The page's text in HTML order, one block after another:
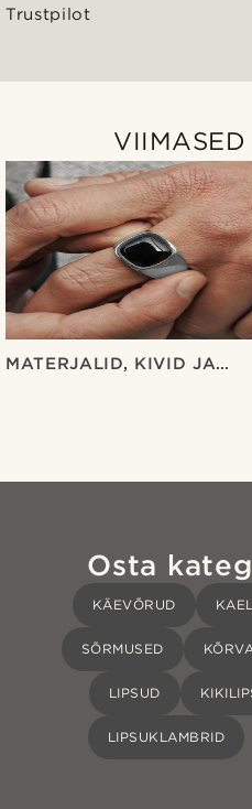
Trustpilot
MATERJALID, KIVID JA
Osta
KÄEVÕRUD
SÕRMUSED
LIPSUD
LIPSUKLAMBRID